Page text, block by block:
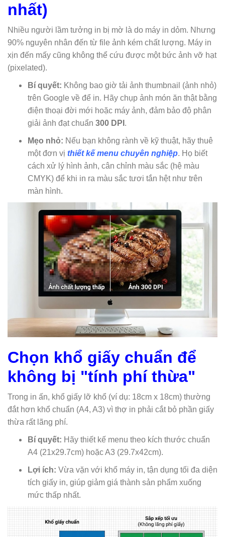
nhất)
Nhiều người lầm tưởng in bị mờ là do máy in dỏm. Nhưng
90% nguyên nhân đến từ file ảnh kém chất lượng. Máy in
xịn đến mấy cũng không thể cứu được một bức ảnh vỡ hạt
(pixelated).
Bí quyết: Không bao giờ tải ảnh thumbnail (ảnh nhỏ)
trên Google về để in. Hãy chụp ảnh món ăn thật bằng
điện thoại đời mới hoặc máy ảnh, đảm bảo độ phân
giải ảnh đạt chuẩn 300 DPI .
Mẹo nhỏ: Nếu bạn không rành về kỹ thuật, hãy thuê
một đơn vị thiết kế menu chuyên nghiệp. Họ biết
cách xử lý hình ảnh, cân chỉnh màu sắc (hệ màu
CMYK) để khi in ra màu sắc tươi tắn hệt như trên
màn hình.
Chọn khổ giấy chuẩn để
không bị "tính phí thừa"
Trong in ấn, khổ giấy lỡ khổ (ví dụ: 18cm x 18cm) thường
đắt hơn khổ chuẩn (A4, A3) vì thợ in phải cắt bỏ phần giấy
thừa rất lãng phí.
Bí quyết: Hãy thiết kế menu theo kích thước chuẩn
A4 (21x29.7cm) hoặc A3 (29.7x42cm).
Lợi ích: Vừa vặn với khổ máy in, tận dụng tối đa diện
tích giấy in, giúp giảm giá thành sản phẩm xuống
mức thấp nhất.